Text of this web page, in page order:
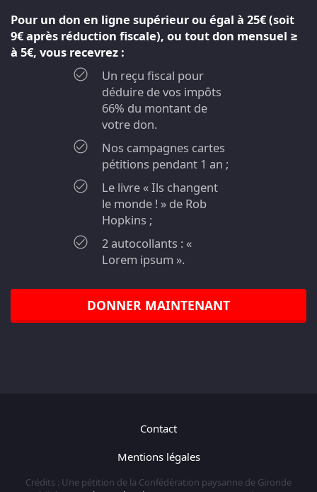
Pour un don en ligne supérieur ou égal à 25€ (soit
9€ après réduction fiscale), ou tout don mensuel ≥
à 5€, vous recevrez :
Un reçu fiscal pour
déduire de vos impôts
66% du montant de
votre don.
Nos campagnes cartes
pétitions pendant 1 an ;
Le livre « Ils changent
le monde ! » de Rob
Hopkins ;
2 autocollants : «
Lorem ipsum ».
DONNER MAINTENANT
Contact
Mentions légales
Crédits : Une pétition de la Confédération paysanne de Gironde